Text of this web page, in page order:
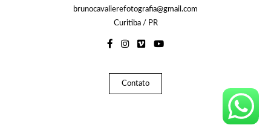
brunocavalierefotografia@gmail.com
Curitiba / PR
Contato